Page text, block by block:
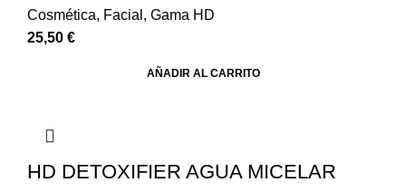
Cosmética, Facial , Gama HD
25,50 €
AÑADIR AL CARRITO
HD DETOXIFIER AGUA MICELAR